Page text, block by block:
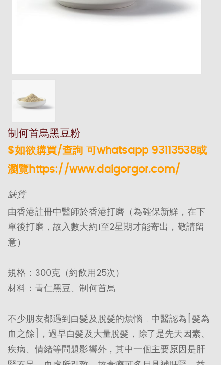
制何首烏黑豆粉
$如欲購買/查詢 可whatsapp 93113538或
瀏覽https://www.daigorgor.com/
缺貨
由香港註冊中醫師於香港打磨（為確保新鮮，在下
單後打磨，故入數大約1至2星期才能寄出，敬請留
意）
規格：300克（約飲用25次）
材料：青仁黑豆、制何首烏
不少朋友都遇到白髮及脫髮的煩惱，中醫認為[髮為
血之餘]，過早白髮及大量脫髮，除了是先天因素、
疾病、情緒等問題影響外，其中一個主要原因是肝